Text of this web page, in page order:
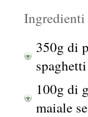
Ingredienti
350g di
spaghetti
100g di
maiale